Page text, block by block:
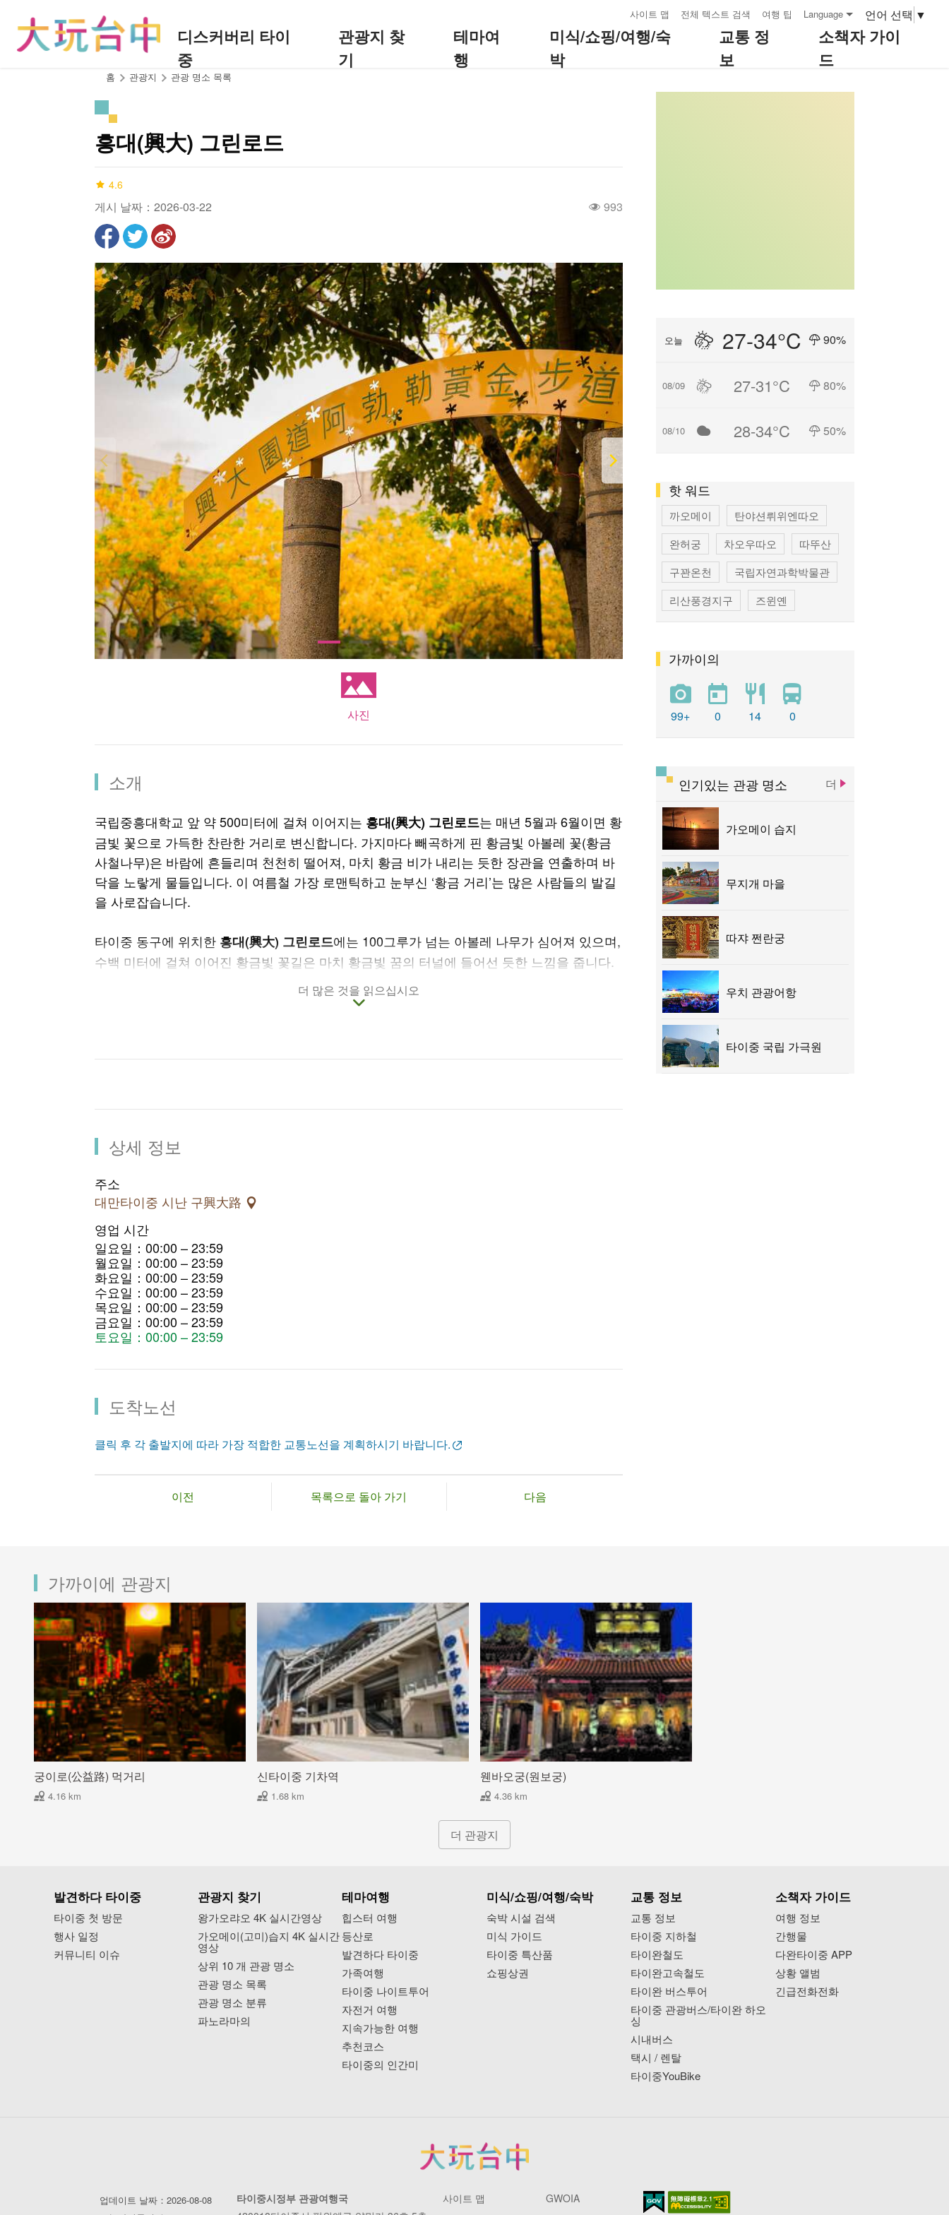
사이트 맵 전체 텍스트 검색 여행 팁 Language 언어 선택 ▼
디스커버리 타이
중
관광지 찾
기
테마여
행
미식/쇼핑/여행/숙
박
교통 정
보
소책자 가이
드
홈 관광지 관광 명소 목록
흥대(興大) 그린로드
4.6
게시 날짜：2026-03-22 993
사진
소개
국립중흥대학교 앞 약 500미터에 걸쳐 이어지는 흥대(興大) 그린로드는 매년 5월과 6월이면 황
금빛 꽃으로 가득한 찬란한 거리로 변신합니다. 가지마다 빼곡하게 핀 황금빛 아볼레 꽃(황금
사철나무)은 바람에 흔들리며 천천히 떨어져, 마치 황금 비가 내리는 듯한 장관을 연출하며 바
닥을 노랗게 물들입니다. 이 여름철 가장 로맨틱하고 눈부신 ‘황금 거리’는 많은 사람들의 발길
을 사로잡습니다.
타이중 동구에 위치한 흥대(興大) 그린로드에는 100그루가 넘는 아볼레 나무가 심어져 있으며,
수백 미터에 걸쳐 이어진 황금빛 꽃길은 마치 황금빛 꿈의 터널에 들어선 듯한 느낌을 줍니다.
더 많은 것을 읽으십시오
상세 정보
주소
대만타이중 시난 구興大路
영업 시간
일요일：00:00 – 23:59
월요일：00:00 – 23:59
화요일：00:00 – 23:59
수요일：00:00 – 23:59
목요일：00:00 – 23:59
금요일：00:00 – 23:59
토요일：00:00 – 23:59
도착노선
클릭 후 각 출발지에 따라 가장 적합한 교통노선을 계획하시기 바랍니다.
이전 목록으로 돌아 가기 다음
오늘 27-34°C 90%
08/09 27-31°C 80%
08/10 28-34°C 50%
핫 워드
까오메이
탄야션뤼위엔따오
완허궁
차오우따오
따뚜산
구꽌온천
국립자연과학박물관
리산풍경지구
즈윈옌
펑위엔 츠지궁
똥하이 목장
우치 관광 항구
따쟈 전쩐란궁
따쉬에산 삼림유원지
루스이 예배당
가까이의
99+ 0 14 0
인기있는 관광 명소 더
가오메이 습지
무지개 마을
따쟈 쩐란궁
우치 관광어항
타이중 국립 가극원
가까이에 관광지
궁이로(公益路) 먹거리
4.16 km
신타이중 기차역
1.68 km
웬바오궁(원보궁)
4.36 km
더 관광지
발견하다 타이중
타이중 첫 방문
행사 일정
커뮤니티 이슈
관광지 찾기
왕가오랴오 4K 실시간영상
가오메이(고미)습지 4K 실시간
영상
상위 10 개 관광 명소
관광 명소 목록
관광 명소 분류
파노라마의
테마여행
힙스터 여행
등산로
발견하다 타이중
가족여행
타이중 나이트투어
자전거 여행
지속가능한 여행
추천코스
타이중의 인간미
미식/쇼핑/여행/숙박
숙박 시설 검색
미식 가이드
타이중 특산품
쇼핑상권
교통 정보
교통 정보
타이중 지하철
타이완철도
타이완고속철도
타이완 버스투어
타이중 관광버스/타이완 하오
싱
시내버스
택시 / 렌탈
타이중YouBike
소책자 가이드
여행 정보
간행물
다완타이중 APP
상황 앨범
긴급전화전화
업데이트 날짜：2026-08-08
타이중시정부 관광여행국
사이트 맵 GWOIA